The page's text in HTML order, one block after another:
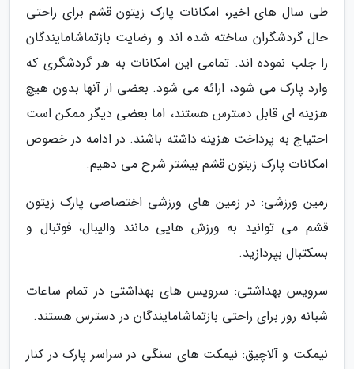
طی سال های اخیر، امکانات پارک زیتون قشم برای راحتی
حال گردشگران ساخته شده اند و رضایت بازتماشامایندگان
را جلب نموده اند. تمامی این امکانات به هر گردشگری که
وارد پارک می شود، ارائه می شود. بعضی از آنها بدون هیچ
هزینه ای قابل دسترس هستند، اما بعضی دیگر ممکن است
احتیاج به پرداخت هزینه داشته باشند. در ادامه در خصوص
امکانات پارک زیتون قشم بیشتر شرح می دهیم.
زمین ورزشی: در زمین های ورزشی اختصاصی پارک زیتون
قشم می توانید به ورزش هایی مانند والیبال، فوتبال و
بسکتبال بپردازید.
سرویس بهداشتی: سرویس های بهداشتی در تمام ساعات
شبانه روز برای راحتی بازتماشامایندگان در دسترس هستند.
نیمکت و آلاچیق: نیمکت های سنگی در سراسر پارک در کنار